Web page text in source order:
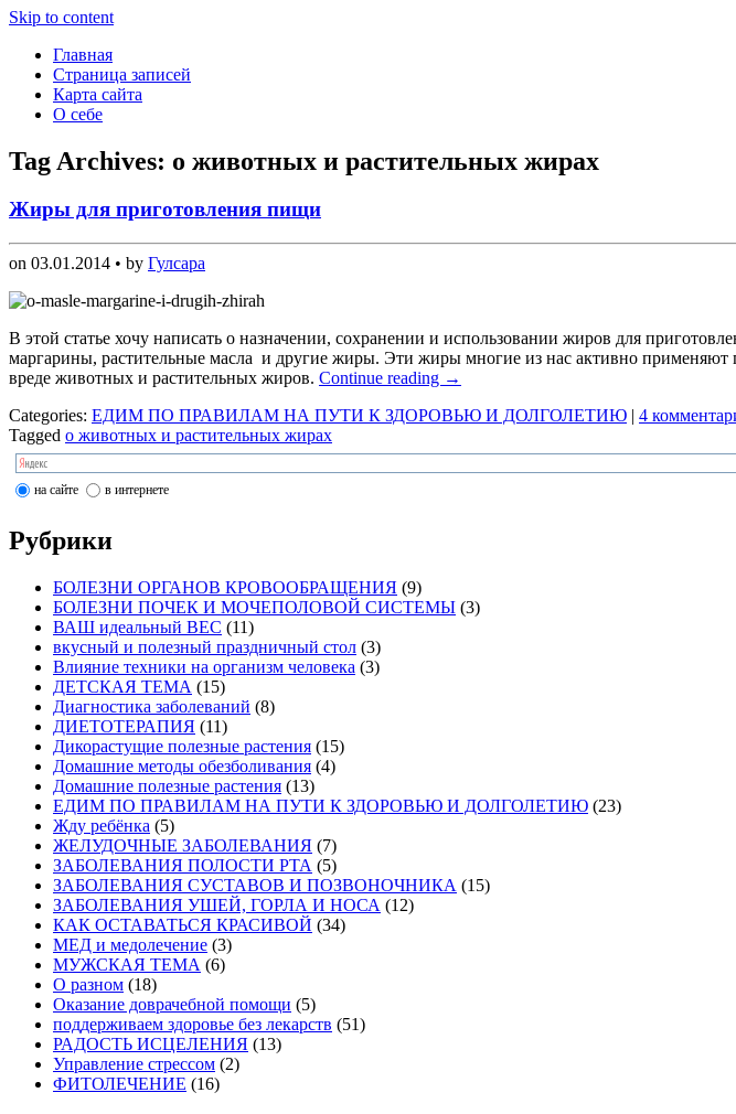
Skip to content
Главная
Страница записей
Карта сайта
О себе
Tag Archives: о животных и растительных жирах
Жиры для приготовления пищи
on 03.01.2014 • by Гулсара
В этой статье хочу написать о назначении, сохранении и использовании жиров для
маргарины, растительные масла и другие жиры. Эти жиры многие из нас активно
вреде животных и растительных жиров. Continue reading →
Categories: ЕДИМ ПО ПРАВИЛАМ НА ПУТИ К ЗДОРОВЬЮ И ДОЛГОЛЕТИЮ | 4
Tagged о животных и растительных жирах
на сайте в интернете
Рубрики
БОЛЕЗНИ ОРГАНОВ КРОВООБРАЩЕНИЯ (9)
БОЛЕЗНИ ПОЧЕК И МОЧЕПОЛОВОЙ СИСТЕМЫ (3)
ВАШ идеальный ВЕС (11)
вкусный и полезный праздничный стол (3)
Влияние техники на организм человека (3)
ДЕТСКАЯ ТЕМА (15)
Диагностика заболеваний (8)
ДИЕТОТЕРАПИЯ (11)
Дикорастущие полезные растения (15)
Домашние методы обезболивания (4)
Домашние полезные растения (13)
ЕДИМ ПО ПРАВИЛАМ НА ПУТИ К ЗДОРОВЬЮ И ДОЛГОЛЕТИЮ (23)
Жду ребёнка (5)
ЖЕЛУДОЧНЫЕ ЗАБОЛЕВАНИЯ (7)
ЗАБОЛЕВАНИЯ ПОЛОСТИ РТА (5)
ЗАБОЛЕВАНИЯ СУСТАВОВ И ПОЗВОНОЧНИКА (15)
ЗАБОЛЕВАНИЯ УШЕЙ, ГОРЛА И НОСА (12)
КАК ОСТАВАТЬСЯ КРАСИВОЙ (34)
МЕД и медолечение (3)
МУЖСКАЯ ТЕМА (6)
О разном (18)
Оказание доврачебной помощи (5)
поддерживаем здоровье без лекарств (51)
РАДОСТЬ ИСЦЕЛЕНИЯ (13)
Управление стрессом (2)
ФИТОЛЕЧЕНИЕ (16)